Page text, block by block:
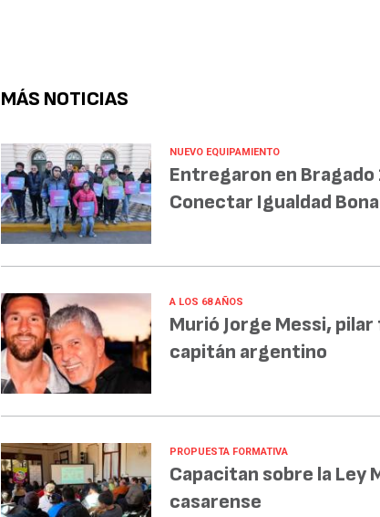
MÁS NOTICIAS
NUEVO EQUIPAMIENTO
Entregaron en
Conectar Igualdad
A LOS 68 AÑOS
Murió Jorge Messi,
capitán argentino
PROPUESTA FORMATIVA
Capacitan sobre la Ley
casarense